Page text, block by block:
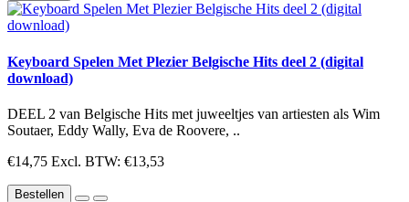
Keyboard Spelen Met Plezier Belgische Hits deel 2 (digital
download)
DEEL 2 van Belgische Hits met juweeltjes van artiesten als Wim
Soutaer, Eddy Wally, Eva de Roovere, ..
€14,75 Excl. BTW: €13,53
Bestellen